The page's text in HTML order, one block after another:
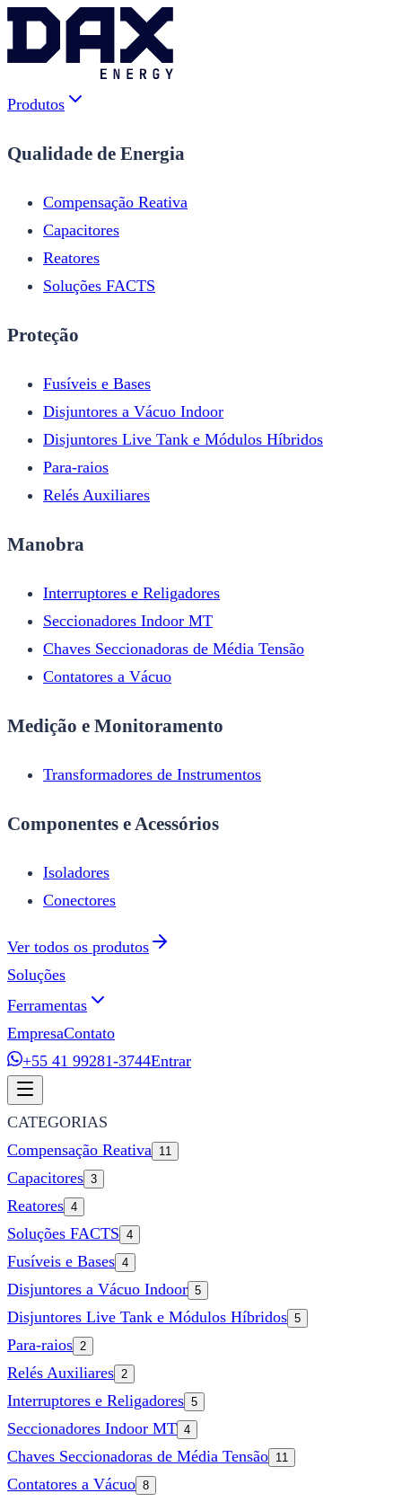
Produtos
Qualidade de Energia
Compensação Reativa
Capacitores
Reatores
Soluções FACTS
Proteção
Fusíveis e Bases
Disjuntores a Vácuo Indoor
Disjuntores Live Tank e Módulos Híbridos
Para-raios
Relés Auxiliares
Manobra
Interruptores e Religadores
Seccionadores Indoor MT
Chaves Seccionadoras de Média Tensão
Contatores a Vácuo
Medição e Monitoramento
Transformadores de Instrumentos
Componentes e Acessórios
Isoladores
Conectores
Ver todos os produtos
Soluções
Ferramentas
EmpresaContato
+55 41 99281-3744Entrar
CATEGORIAS
Compensação Reativa 11
Capacitores 3
Reatores 4
Soluções FACTS 4
Fusíveis e Bases 4
Disjuntores a Vácuo Indoor 5
Disjuntores Live Tank e Módulos Híbridos 5
Para-raios 2
Relés Auxiliares 2
Interruptores e Religadores 5
Seccionadores Indoor MT 4
Chaves Seccionadoras de Média Tensão 11
Contatores a Vácuo 8